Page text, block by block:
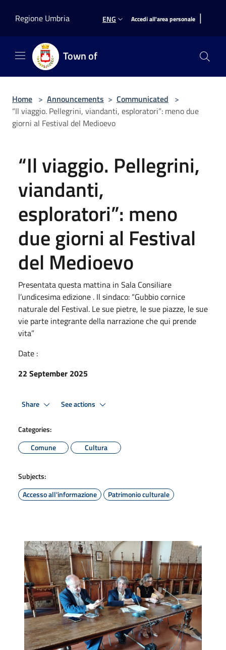
Regione Umbria
ENG Accedi all'area personale |
Town of
Home > Announcements > Communicated >
“Il viaggio. Pellegrini, viandanti, esploratori”: meno due
giorni al Festival del Medioevo
“Il viaggio. Pellegrini,
viandanti,
esploratori”: meno
due giorni al Festival
del Medioevo
Presentata questa mattina in Sala Consiliare
l’undicesima edizione . Il sindaco: “Gubbio cornice
naturale del Festival. Le sue pietre, le sue piazze, le sue
vie parte integrante della narrazione che qui prende
vita”
Date :
22 September 2025
Share See actions
Categories:
Comune
Cultura
Subjects:
Accesso all'informazione
Patrimonio culturale